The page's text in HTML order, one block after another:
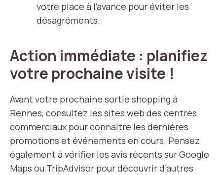
votre place à l’avance pour éviter les
désagréments.
Action immédiate : planifiez
votre prochaine visite !
Avant votre prochaine sortie shopping à
Rennes, consultez les sites web des centres
commerciaux pour connaître les dernières
promotions et événements en cours. Pensez
également à vérifier les avis récents sur Google
Maps ou TripAdvisor pour découvrir d’autres